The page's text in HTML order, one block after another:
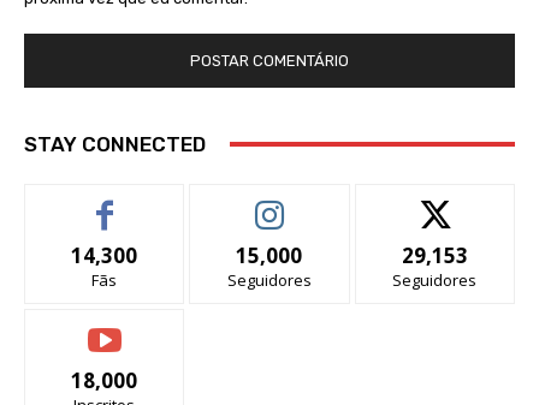
STAY CONNECTED
14,300
Fãs
15,000
Seguidores
29,153
Seguidores
18,000